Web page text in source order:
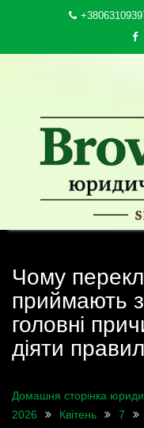
Чому
приймають
головні
діяти
Домашня сторінка
2026
Квітень
7